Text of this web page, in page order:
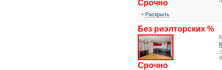
Срочно
Раскрыть
Без риэлторских %
Срочно